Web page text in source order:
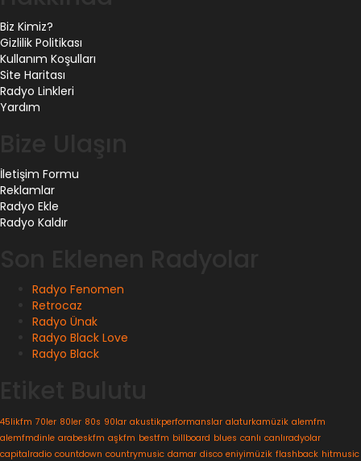
Biz Kimiz?
Gizlilik Politikası
Kullanım Koşulları
Site Haritası
Radyo Linkleri
Yardım
İletişim Formu
Reklamlar
Radyo Ekle
Radyo Kaldır
Radyo Fenomen
Retrocaz
Radyo Ünak
Radyo Black Love
Radyo Black
45likfm 70ler 80ler 80s 90lar akustikperformanslar alaturkamüzik alemfm
alemfmdinle arabeskfm aşkfm bestfm billboard blues canlı canlıradyolar
capitalradio countdown countrymusic damar disco eniyimüzik flashback hitmusic